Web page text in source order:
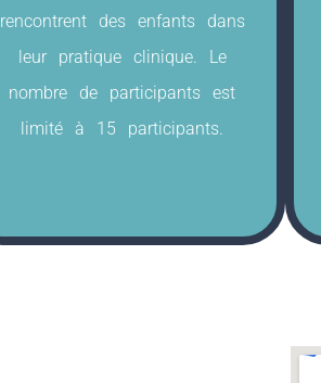
rencontrent des enfants dans
leur pratique clinique. Le
nombre de participants est
limité à 15 participants.